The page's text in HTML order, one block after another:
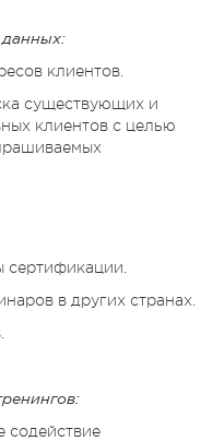
клиентов.
существующих и
клиентов с целью
в других странах.